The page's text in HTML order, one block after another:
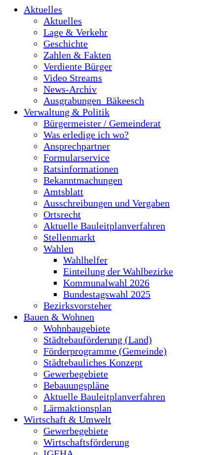
Aktuelles
Aktuelles
Lage & Verkehr
Geschichte
Zahlen & Fakten
Verdiente Bürger
Video Streams
News-Archiv
Ausgrabungen_Bäkeesch
Verwaltung & Politik
Bürgermeister / Gemeinderat
Was erledige ich wo?
Ansprechpartner
Formularservice
Ratsinformationen
Bekanntmachungen
Amtsblatt
Ausschreibungen und Vergaben
Ortsrecht
Aktuelle Bauleitplanverfahren
Stellenmarkt
Wahlen
Wahlhelfer
Einteilung der Wahlbezirke
Kommunalwahl 2026
Bundestagswahl 2025
Bezirksvorsteher
Bauen & Wohnen
Wohnbaugebiete
Städtebauförderung (Land)
Förderprogramme (Gemeinde)
Städtebauliches Konzept
Gewerbegebiete
Bebauungspläne
Aktuelle Bauleitplanverfahren
Lärmaktionsplan
Wirtschaft & Umwelt
Gewerbegebiete
Wirtschaftsförderung